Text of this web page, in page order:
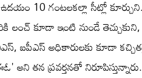
ఉదయం 10 గంటలకల్లా సీట్లో
లంచ్ కూడా ఇంటి నుండే
ఐపీఎస్ అధికారులకు కూడా
అని తన ప్రవర్తనతో నిరూపిస్తున్నారు.